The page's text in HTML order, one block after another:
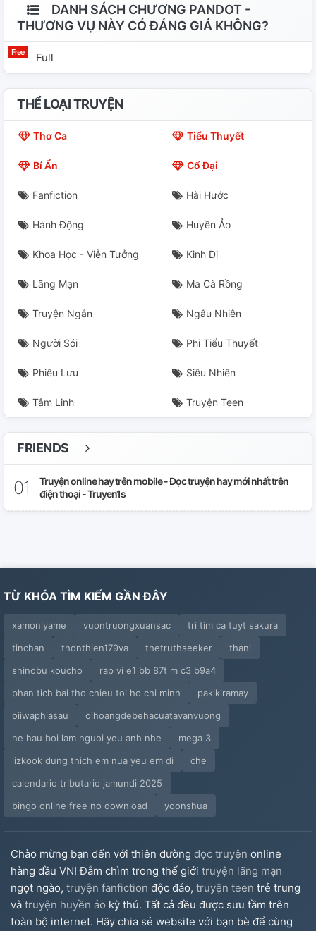
DANH SÁCH CHƯƠNG PANDOT -
THƯƠNG VỤ NÀY CÓ ĐÁNG GIÁ KHÔNG?
Full
THỂ LOẠI TRUYỆN
Thơ Ca Tiểu Thuyết
Bí Ẩn Cổ Đại
Fanfiction Hài Hước
Hành Động Huyền Ảo
Khoa Học - Viễn Tưởng Kinh Dị
Lãng Mạn Ma Cà Rồng
Truyện Ngắn Ngẫu Nhiên
Người Sói Phi Tiểu Thuyết
Phiêu Lưu Siêu Nhiên
Tâm Linh Truyện Teen
FRIENDS
Truyện online hay trên mobile - Đọc truyện hay mới nhất trên
điện thoại - Truyen1s
TỪ KHÓA TÌM KIẾM GẦN ĐÂY
xamonlyame vuontruongxuansac
tri tim ca tuyt sakura
tinchan
thonthien179va thetruthseeker
thani
shinobu koucho
rap vi e1 bb 87t m c3 b9a4
phan tich bai tho chieu toi ho chi minh
pakikiramay
oiiwaphiasau
oihoangdebehacuatavanvuong
ne hau boi lam nguoi yeu anh nhe
mega 3
lizkook dung thich em nua yeu em di
che
calendario tributario jamundi 2025
bingo online free no download
yoonshua
Chào mừng bạn đến với thiên đường đọc truyện online
hàng đầu VN! Đắm chìm trong thế giới truyện lãng mạn
ngọt ngào, truyện fanfiction độc đáo, truyện teen trẻ trung
và truyện huyền ảo kỳ thú. Tất cả đều được sưu tầm trên
toàn bộ internet. Hãy chia sẻ website với bạn bè để cùng